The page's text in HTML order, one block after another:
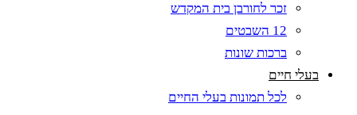
זכר לחורבן בית המקדש
12 השבטים
ברכות שונות
בעלי חיים
לכל תמונות בעלי החיים